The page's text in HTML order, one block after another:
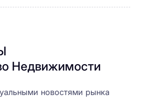
Недвижимости
новостями рынка